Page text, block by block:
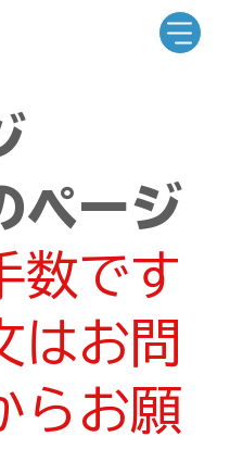
ページ
数です
はお問
らお願